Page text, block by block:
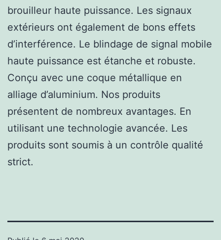
brouilleur haute puissance. Les signaux
extérieurs ont également de bons effets
d’interférence. Le blindage de signal mobile
haute puissance est étanche et robuste.
Conçu avec une coque métallique en
alliage d’aluminium. Nos produits
présentent de nombreux avantages. En
utilisant une technologie avancée. Les
produits sont soumis à un contrôle qualité
strict.